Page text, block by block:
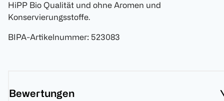
HiPP Bio Qualität und ohne Aromen und
Konservierungsstoffe.
BIPA-Artikelnummer: 523083
Bewertungen